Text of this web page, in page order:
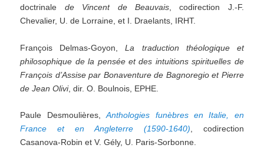
doctrinale de Vincent de Beauvais, codirection J.-F.
Chevalier, U. de Lorraine, et I. Draelants, IRHT.
François Delmas-Goyon,La traduction théologique et
philosophique de la pensée et des intuitions spirituelles de
François d’Assise par Bonaventure de Bagnoregio et Pierre
de Jean Olivi, dir. O. Boulnois, EPHE.
Paule Desmoulières,Anthologies funèbres en Italie,
en
France
et en Angleterre (1590-1640), codirection
Casanova-Robin et V. Gély, U. Paris-Sorbonne.